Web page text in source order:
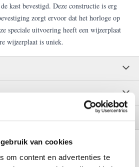
van cookies
om content en advertenties te
kast bevestigd. Deze constructie is erg
zorgt ervoor dat het horloge op
speciale uitvoering heeft een wijzerplaat
wijzerplaat is uniek.